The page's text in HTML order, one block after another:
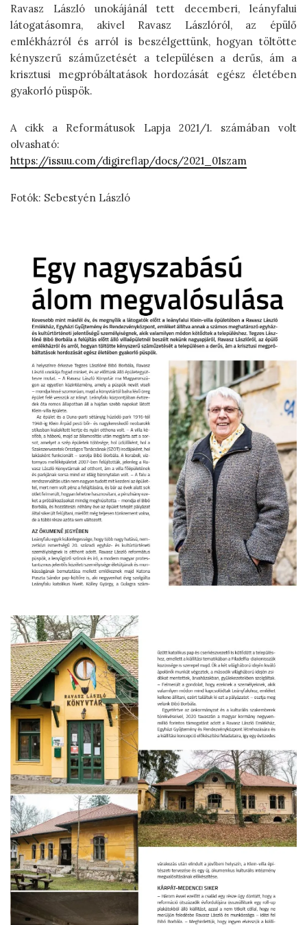
Ravasz László unokájánál tett decemberi, leányfalui
látogatásomra, akivel Ravasz Lászlóról, az épülő
emlékházról és arról is beszélgettünk, hogyan töltötte
kényszerű száműzetését a településen a derűs, ám a
krisztusi megpróbáltatások hordozását egész életében
gyakorló püspök.
A cikk a Reformátusok Lapja 2021/1. számában volt
olvasható:
https://issuu.com/digireflap/docs/2021_01szam
Fotók: Sebestyén László